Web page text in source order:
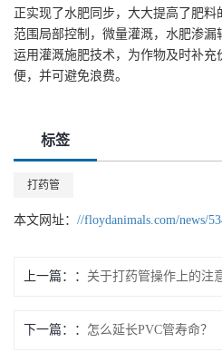
正实现了水肥同步，大大提高了肥
范围局部控制，微量灌溉，水肥渗漏
运用灌溉施肥技术，为作物及时补充
便，并可避免浪费。
标签
打药管
本文网址： //floydanimals.com/news/
上一篇： 关于打药管操作上的注
下一篇： 怎么延长PVC管寿命？